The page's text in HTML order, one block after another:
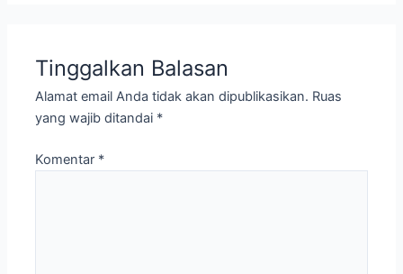
Tinggalkan Balasan
Alamat email Anda tidak akan dipublikasikan. Ruas
yang wajib ditandai *
Komentar *